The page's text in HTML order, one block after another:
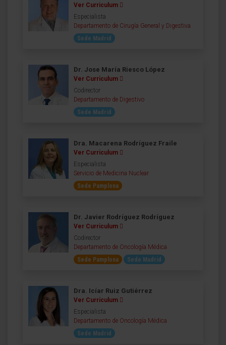
Ver Curriculum
Especialista
Departamento de Cirugía General y Digestiva
Sede Madrid
Dr. Jose María Riesco López
Ver Curriculum
Codirector
Departamento de Digestivo
Sede Madrid
Dra. Macarena Rodríguez Fraile
Ver Curriculum
Especialista
Servicio de Medicina Nuclear
Sede Pamplona
Dr. Javier Rodríguez Rodríguez
Ver Curriculum
Codirector
Departamento de Oncología Médica
Sede Pamplona
Sede Madrid
Dra. Icíar Ruiz Gutiérrez
Ver Curriculum
Especialista
Departamento de Oncología Médica
Sede Madrid